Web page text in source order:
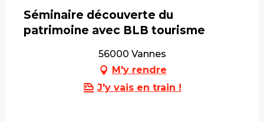
Séminaire découverte du
patrimoine avec BLB tourisme
56000 Vannes
M'y rendre
J'y vais en train !